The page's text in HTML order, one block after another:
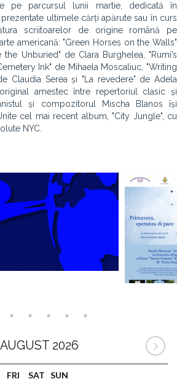
pe parcursul lunii martie, dedicată în
ultimele cărți apărute sau în curs
scriitoarelor de origine română pe
americană: "Green Horses on the Walls"
the Unburied" de Clara Burghelea, "Rumi’s
Ink" de Mihaela Moscaliuc, "Writing
Claudia Serea și "La revedere" de Adela
amestec între repertoriul clasic și
și compozitorul Mischa Blanos își
cel mai recent album, "City Jungle", cu
NYC.
AUGUST 2026
FRI SAT SUN